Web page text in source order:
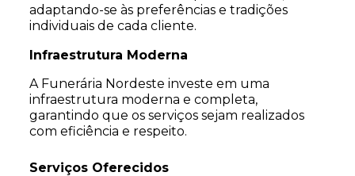
adaptando-se às preferências e tradições
individuais de cada cliente.
Infraestrutura Moderna
A Funerária Nordeste investe em uma
infraestrutura moderna e completa,
garantindo que os serviços sejam realizados
com eficiência e respeito.
Serviços Oferecidos